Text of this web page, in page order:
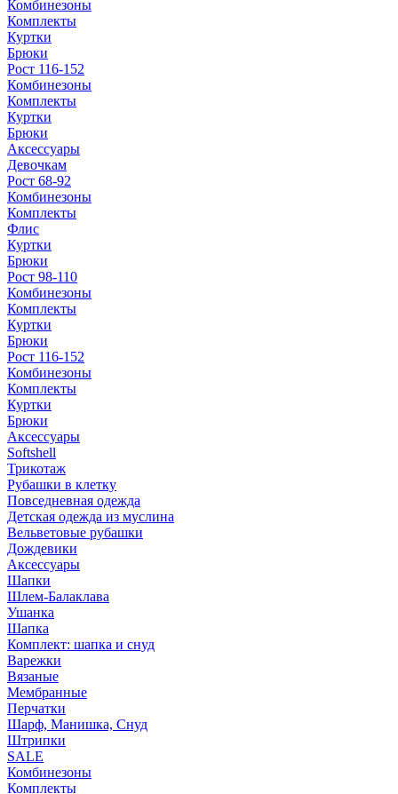
Комбинезоны
Комплекты
Куртки
Брюки
Рост 116-152
Комбинезоны
Комплекты
Куртки
Брюки
Аксессуары
Девочкам
Рост 68-92
Комбинезоны
Комплекты
Флис
Куртки
Брюки
Рост 98-110
Комбинезоны
Комплекты
Куртки
Брюки
Рост 116-152
Комбинезоны
Комплекты
Куртки
Брюки
Аксессуары
Softshell
Трикотаж
Рубашки в клетку
Повседневная одежда
Детская одежда из муслина
Вельветовые рубашки
Дождевики
Аксессуары
Шапки
Шлем-Балаклава
Ушанка
Шапка
Комплект: шапка и снуд
Варежки
Вязаные
Мембранные
Перчатки
Шарф, Манишка, Снуд
Штрипки
SALE
Комбинезоны
Комплекты